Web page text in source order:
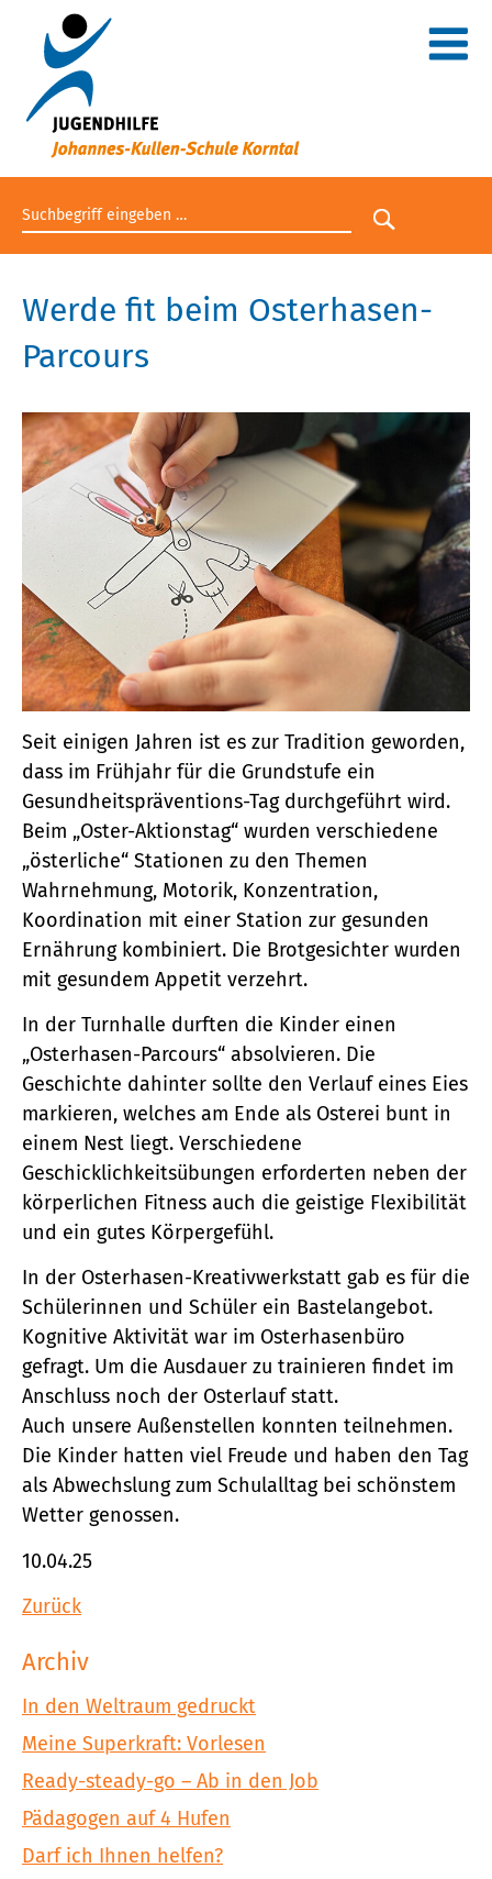
Suchbegriff eingeben
Suche
Werde fit beim Osterhasen-
Parcours
Seit einigen Jahren ist es zur Tradition geworden,
dass im Frühjahr für die Grundstufe ein
Gesundheitspräventions-Tag durchgeführt wird.
Beim „Oster-Aktionstag“ wurden verschiedene
„österliche“ Stationen zu den Themen
Wahrnehmung, Motorik, Konzentration,
Koordination mit einer Station zur gesunden
Ernährung kombiniert. Die Brotgesichter wurden
mit gesundem Appetit verzehrt.
In der Turnhalle durften die Kinder einen
„Osterhasen-Parcours“ absolvieren. Die
Geschichte dahinter sollte den Verlauf eines Eies
markieren, welches am Ende als Osterei bunt in
einem Nest liegt. Verschiedene
Geschicklichkeitsübungen erforderten neben der
körperlichen Fitness auch die geistige Flexibilität
und ein gutes Körpergefühl.
In der Osterhasen-Kreativwerkstatt gab es für die
Schülerinnen und Schüler ein Bastelangebot.
Kognitive Aktivität war im Osterhasenbüro
gefragt. Um die Ausdauer zu trainieren findet im
Anschluss noch der Osterlauf statt.
Auch unsere Außenstellen konnten teilnehmen.
Die Kinder hatten viel Freude und haben den Tag
als Abwechslung zum Schulalltag bei schönstem
Wetter genossen.
10.04.25
Zurück
Archiv
In den Weltraum gedruckt
Meine Superkraft: Vorlesen
Ready-steady-go – Ab in den Job
Pädagogen auf 4 Hufen
Darf ich Ihnen helfen?